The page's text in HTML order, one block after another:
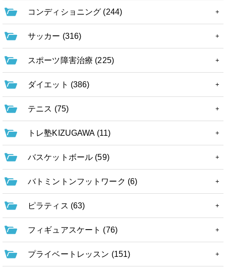
コンディショニング (244)
サッカー (316)
スポーツ障害治療 (225)
ダイエット (386)
テニス (75)
トレ塾KIZUGAWA (11)
バスケットボール (59)
バトミントンフットワーク (6)
ピラティス (63)
フィギュアスケート (76)
プライベートレッスン (151)